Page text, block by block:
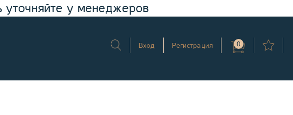
уточняйте у менеджеров
Вход Регистрация 0